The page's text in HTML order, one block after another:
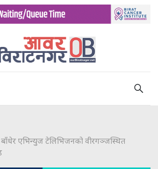
बाँधेर एभिन्युज टेलिभिजनको वीरगञ्जस्थित